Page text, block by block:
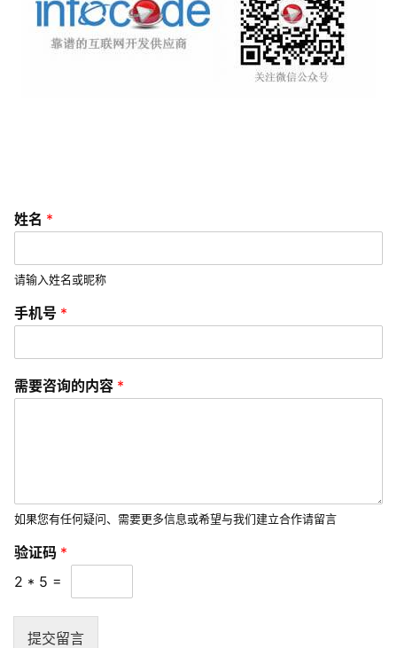
o
a
l
s
e
i
常
见
问
联
系
姓名 *
请输入姓名或昵称
手机号 *
验
证
询
的
容
需要咨询的内容 *
如果您有任何疑问、需要更多信息或希望与我们建立合作请留言
验证码 *
2 * 5 =
提交留言